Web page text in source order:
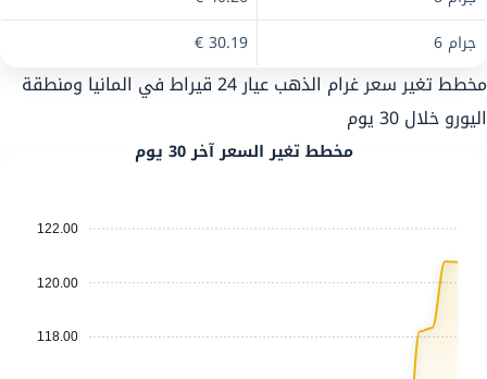
جرام 6
30.19 €
مخطط تغير سعر غرام الذهب عيار 24 قيراط في المانيا ومنطقة
اليورو خلال 30 يوم
مخطط تغير السعر آخر 30 يوم
122.00
120.00
118.00